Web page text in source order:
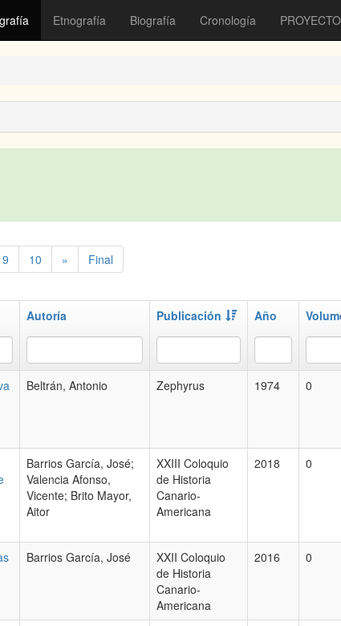
Etnografía Biografía Cronología
9 10 » Final
Autoría Publicación Año
Beltrán, Antonio Zephyrus 1974 0
Barrios García, José;
Valencia Afonso,
Vicente; Brito Mayor,
Aitor
XXIII Coloquio
de Historia
Canario-
Americana
2018 0
Barrios García, José
XXII Coloquio
de Historia
Canario-
Americana
2016 0